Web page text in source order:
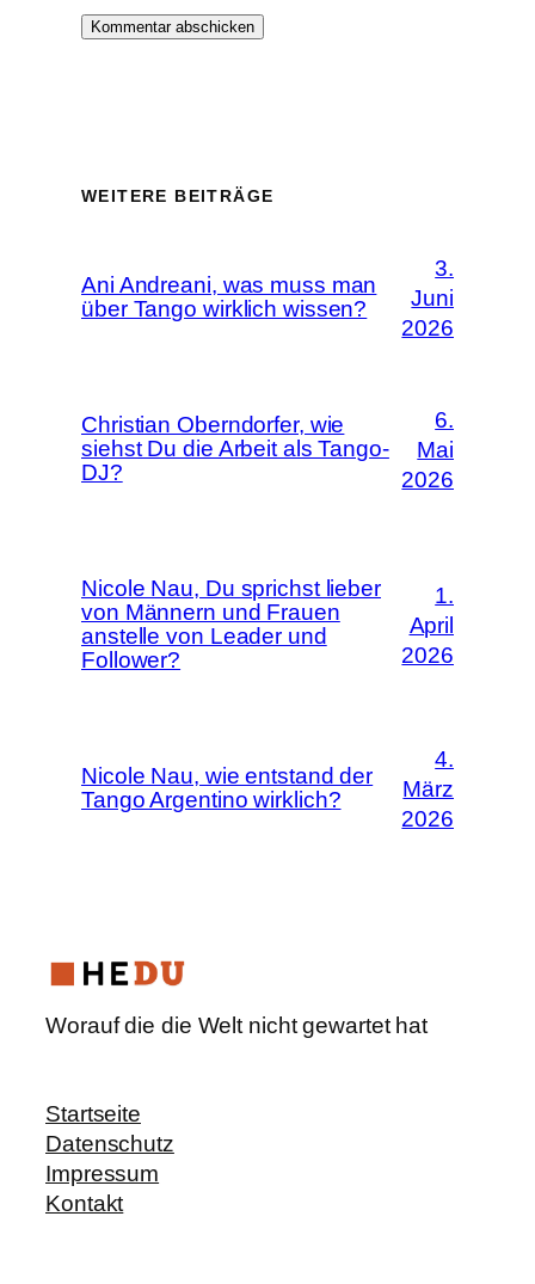
WEITERE BEITRÄGE
Ani Andreani, was muss man
über Tango wirklich wissen?
3.
Juni
2026
Christian Oberndorfer, wie
siehst Du die Arbeit als Tango-
DJ?
6.
Mai
2026
Nicole Nau, Du sprichst lieber
von Männern und Frauen
anstelle von Leader und
Follower?
1.
April
2026
Nicole Nau, wie entstand der
Tango Argentino wirklich?
4.
März
2026
Worauf die die Welt nicht gewartet hat
Startseite
Datenschutz
Impressum
Kontakt